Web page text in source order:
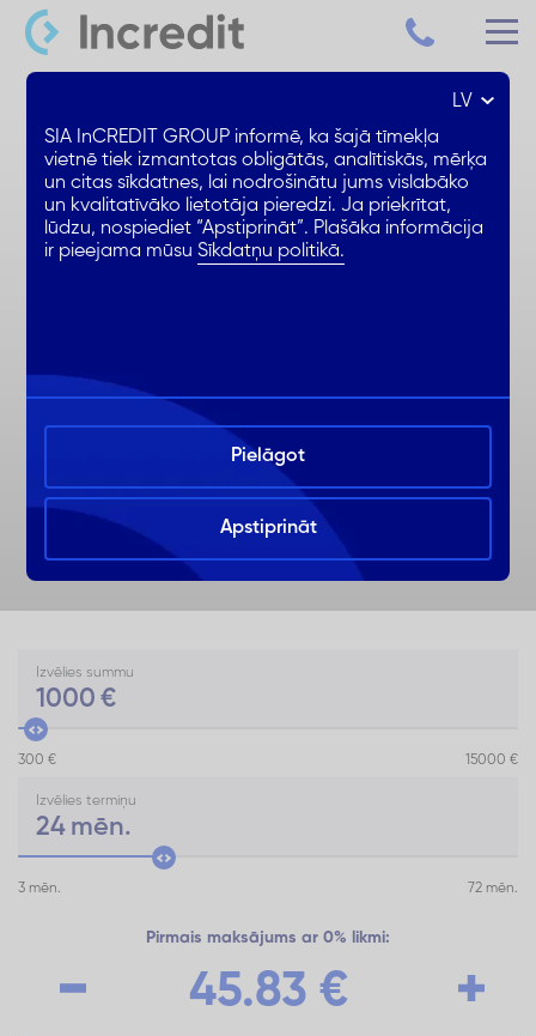
Patēriņa kredīts līdz 15 000 €
Samazināta % likme
1. mēnesis BEZ ikmēneša %
Ērta noformēšana online
Izvēlies summu
1000 €
300 € 15000 €
Izvēlies termiņu
24 mēn.
3 mēn. 72 mēn.
Pirmais maksājums ar 0% likmi:
45.83 €
LV
SIA InCREDIT GROUP informē, ka šajā tīmekļa
vietnē tiek izmantotas obligātās, analītiskās, mērķa
un citas sīkdatnes, lai nodrošinātu jums vislabāko
un kvalitatīvāko lietotāja pieredzi. Ja priekrītat,
lūdzu, nospiediet “Apstiprināt”. Plašāka informācija
ir pieejama mūsuSīkdatņu politikā.
Pielāgot
Apstiprināt